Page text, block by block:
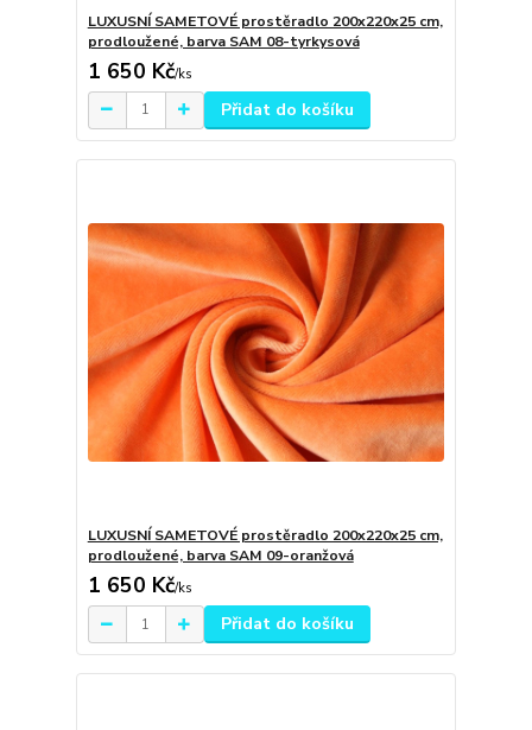
LUXUSNÍ SAMETOVÉ prostěradlo 200x220x25 cm,
prodloužené, barva SAM 08-tyrkysová
1 650 Kč/ks
Přidat do košíku
LUXUSNÍ SAMETOVÉ prostěradlo 200x220x25 cm,
prodloužené, barva SAM 09-oranžová
1 650 Kč/ks
Přidat do košíku